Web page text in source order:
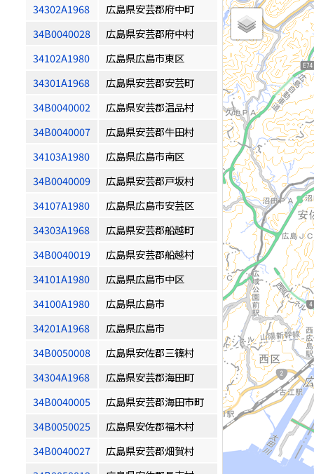
34302A1968
広島県安芸郡府中町
34B0040028
広島県安芸郡府中村
34102A1980
広島県広島市東区
34301A1968
広島県安芸郡安芸町
34B0040002
広島県安芸郡温品村
34B0040007
広島県安芸郡牛田村
34103A1980
広島県広島市南区
34B0040009
広島県安芸郡戸坂村
34107A1980
広島県広島市安芸区
34303A1968
広島県安芸郡船越町
34B0040019
広島県安芸郡船越村
34101A1980
広島県広島市中区
34100A1980
広島県広島市
34201A1968
広島県広島市
34B0050008
広島県安佐郡三篠村
34304A1968
広島県安芸郡海田町
34B0040005
広島県安芸郡海田市町
34B0050025
広島県安佐郡福木村
34B0040027
広島県安芸郡畑賀村